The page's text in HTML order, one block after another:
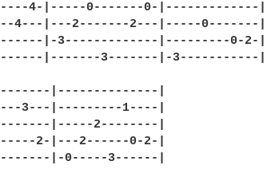
4-|-----0-------0-|-------------|
4---|---2-------2---|-----0-------|
|-3-------------|---------0-2-|
|-------3-------|-3-----------|
|--------------|
3---|---------1----|
|-----2--------|
2-|---2------0-2-|
|-0-----3------|